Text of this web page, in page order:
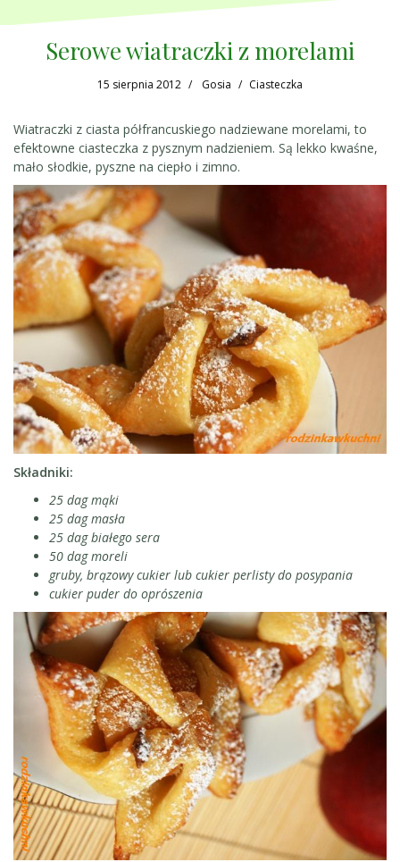
Serowe wiatraczki z morelami
15 sierpnia 2012 Gosia Ciasteczka
Wiatraczki z ciasta półfrancuskiego nadziewane morelami, to
efektowne ciasteczka z pysznym nadzieniem. Są lekko kwaśne,
mało słodkie, pyszne na ciepło i zimno.
Składniki:
25 dag mąki
25 dag masła
25 dag białego sera
50 dag moreli
gruby, brązowy cukier lub cukier perlisty do posypania
cukier puder do oprószenia